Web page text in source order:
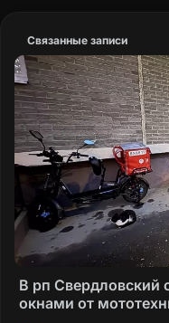
Связанные записи
В рп Свердловский
окнами от